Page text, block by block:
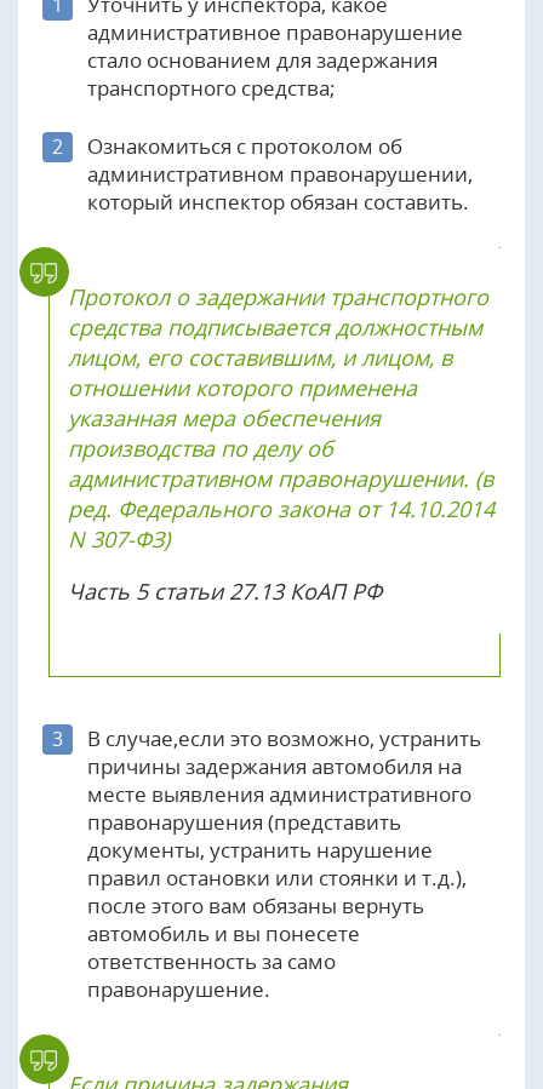
административное правонарушение
стало основанием для задержания
транспортного средства;
2
Ознакомиться с протоколом об
административном правонарушении,
который инспектор обязан составить.
Протокол о задержании транспортного
средства подписывается должностным
лицом, его составившим, и лицом, в
отношении которого применена
указанная мера обеспечения
производства по делу об
административном правонарушении. (в
ред. Федерального закона от 14.10.2014
N 307-ФЗ)
Часть 5 статьи 27.13 КоАП РФ
3
В случае,если это возможно, устранить
причины задержания автомобиля на
месте выявления административного
правонарушения (представить
документы, устранить нарушение
правил остановки или стоянки и т.д.),
после этого вам обязаны вернуть
автомобиль и вы понесете
ответственность за само
правонарушение.